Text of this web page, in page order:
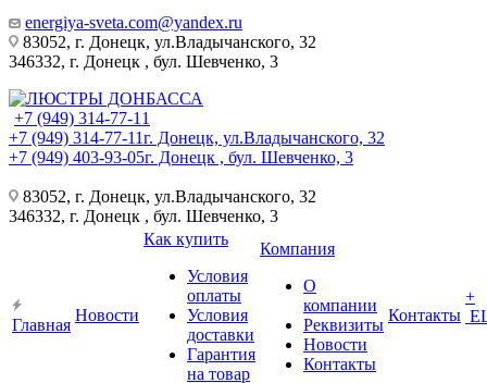
energiya-sveta.com@yandex.ru
83052, г. Донецк, ул.Владычанского, 32
346332, г. Донецк , бул. Шевченко, 3
+7 (949) 314-77-11
+7 (949) 314-77-11г. Донецк, ул.Владычанского, 32
+7 (949) 403-93-05г. Донецк , бул. Шевченко, 3
83052, г. Донецк, ул.Владычанского, 32
346332, г. Донецк , бул. Шевченко, 3
Главная
Новости
Как купить
Условия
оплаты
Условия
доставки
Гарантия
на товар
Компания
О
компании
Реквизиты
Новости
Контакты
Контакты
+